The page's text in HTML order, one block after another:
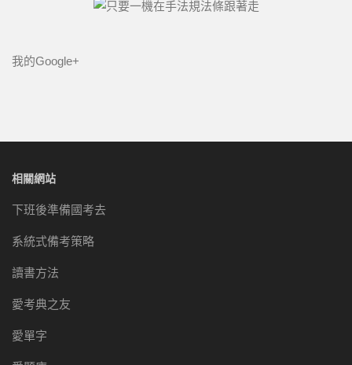
我的Google+
相關網站
下班後準備國考去
系統式備考策略
讀書方法
愛考典之友
愛單字